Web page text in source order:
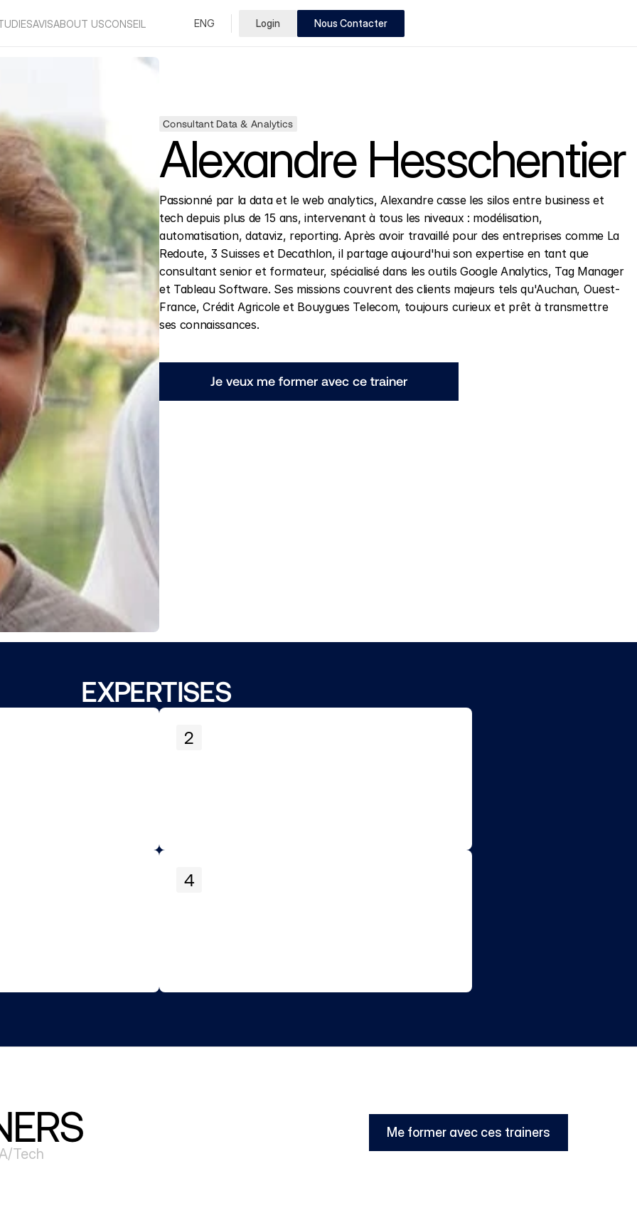
AVISABOUT USCONSEIL
Select Language
French
ENG Login Nous Contacter
Consultant Data & Analytics
Alexandre Hesschentier
Passionné par la data et le web analytics, Alexandre casse les silos entre business et
tech depuis plus de 15 ans, intervenant à tous les niveaux : modélisation,
automatisation, dataviz, reporting. Après avoir travaillé pour des entreprises comme La
Redoute, 3 Suisses et Decathlon, il partage aujourd'hui son expertise en tant que
consultant senior et formateur, spécialisé dans les outils Google Analytics, Tag Manager
et Tableau Software. Ses missions couvrent des clients majeurs tels qu'Auchan, Ouest-
France, Crédit Agricole et Bouygues Telecom, toujours curieux et prêt à transmettre
ses connaissances.
Je veux me former avec ce trainer
EXPERTISES
2
4
Tech
Me former avec ces trainers